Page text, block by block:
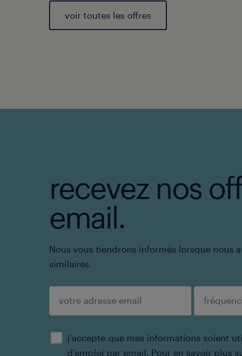
voir toutes les offres
recevez nos
email.
Nous vous tiendrons informés lorsque nous
similaires.
j'accepte que mes informations soient
d'emploi par email. ​Pour en savoir plus
enregistrer